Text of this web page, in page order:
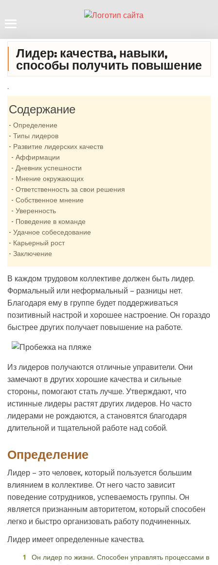
Лидер: качества, навыки,
способы получить повышение
.
Содержание
Определение
Типы лидеров
Развитие лидерских качеств
Аффирмации
Дневник успешности
Мнение окружающих
Ответственность за свои решения
Собственное мнение
Уверенность
Поведение в команде
Удачное собеседование
Карьерный рост
Заключение
В каждом трудовом коллективе должен быть лидер.
Формальный или неформальный – разницы нет.
Благодаря ему в группе будет поддерживаться
позитивный настрой и хорошее настроение. Он гораздо
быстрее других получает повышение на работе.
Из лидеров получаются отличные управители. Они
замечают в других хорошие качества и сильные
стороны, помогают стать лучше. Утверждают, что
истинные лидеры растят других лидеров. Но часто
лидерами не рождаются, а становятся благодаря
длительной и тщательной работе над собой.
Определение
Лидер – это человек, который пользуется большим
влиянием в коллективе. От него часто зависит
поведение сотрудников, успеваемость группы. Он
является признанным авторитетом, который способен
легко и быстро организовать работу подчиненных.
Лидер имеет определенные качества.
Он лидер по жизни. Способен управлять процессами в